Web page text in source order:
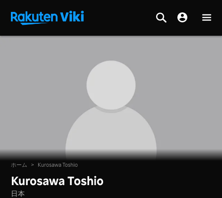
ホーム > Kurosawa Toshio
Kurosawa Toshio
日本